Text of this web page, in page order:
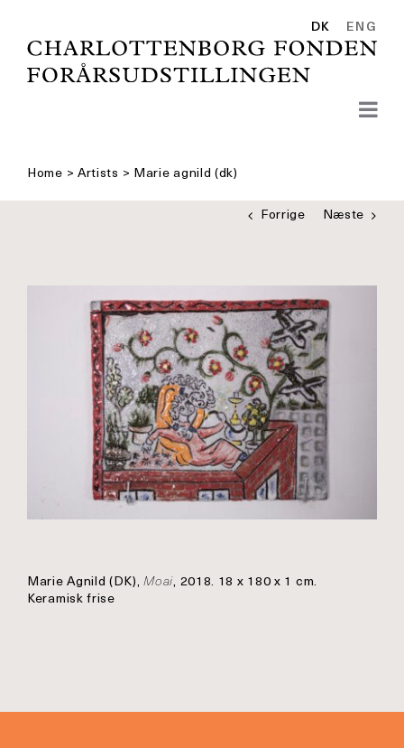
content
DK ENG
Home > Artists > Marie agnild (dk)
Forrige Næste
Marie Agnild (DK),Moai, 2018. 18 x 180 x 1 cm.
Keramisk frise